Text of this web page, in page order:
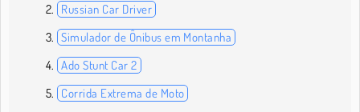
Russian Car Driver
Simulador de Ônibus em Montanha
Ado Stunt Car 2
Corrida Extrema de Moto